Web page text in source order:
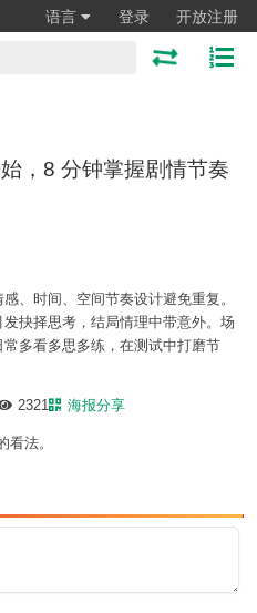
语言 登录 开放注册
，8 分钟掌握剧情节奏
、时间、空间节奏设计避免重复。
抉择思考，结局情理中带意外。场
多看多思多练，在测试中打磨节
2321 海报分享
看法。